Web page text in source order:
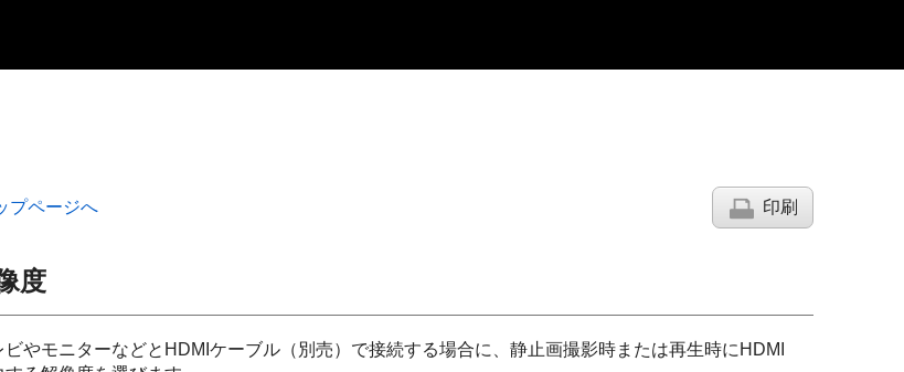
プページへ 印刷
度
ビやモニターなどとHDMIケーブル（別売）で接続する場合に、静止画撮影時または再生時にHDMI